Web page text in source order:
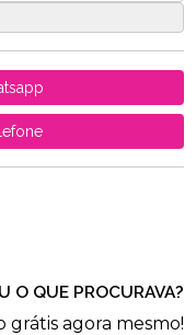
O QUE PROCURAVA?
grátis agora mesmo!